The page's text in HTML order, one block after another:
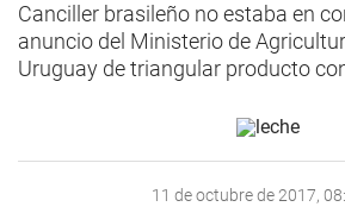
Canciller brasileño no estaba en
anuncio del Ministerio de
Uruguay de triangular producto
11 de octubre de 2017,